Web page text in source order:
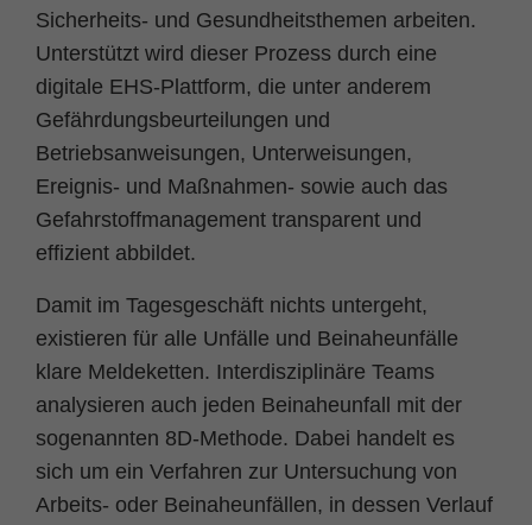
Sicherheits- und Gesundheitsthemen arbeiten.
Unterstützt wird dieser Prozess durch eine
digitale EHS-Plattform, die unter anderem
Gefährdungsbeurteilungen und
Betriebsanweisungen, Unterweisungen,
Ereignis- und Maßnahmen- sowie auch das
Gefahrstoffmanagement transparent und
effizient abbildet.
Damit im Tagesgeschäft nichts untergeht,
existieren für alle Unfälle und Beinaheunfälle
klare Meldeketten. Interdisziplinäre Teams
analysieren auch jeden Beinaheunfall mit der
sogenannten 8D-Methode. Dabei handelt es
sich um ein Verfahren zur Untersuchung von
Arbeits- oder Beinaheunfällen, in dessen Verlauf